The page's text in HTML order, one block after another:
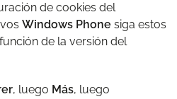
de cookies del
Windows Phone siga estos
de la versión del
, luego Más, luego